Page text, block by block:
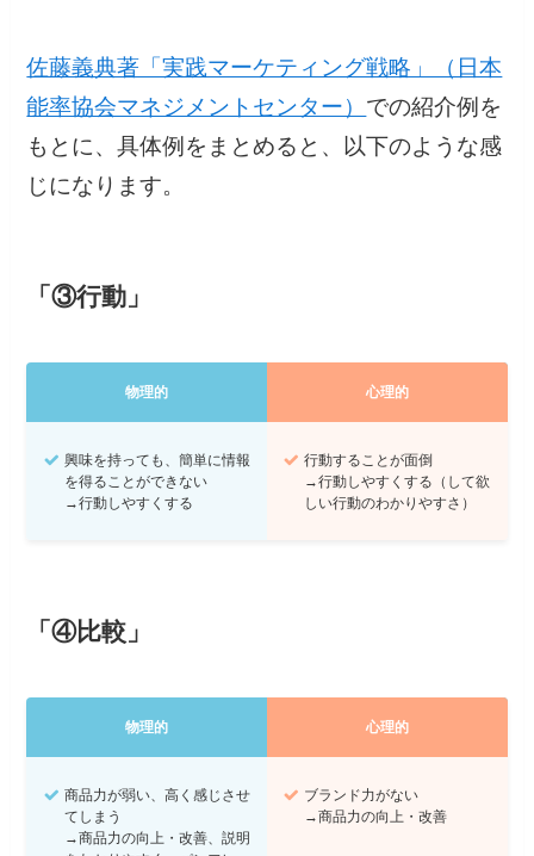
佐藤義典著「実践マーケティング戦略」（日本
能率協会マネジメントセンター） での紹介例を
もとに、具体例をまとめると、以下のような感
じになります。
「③行動」
物理的 心理的
興味を持っても、簡単に情報
を得ることができない
→行動しやすくする
行動することが面倒
→行動しやすくする（して欲
しい行動のわかりやすさ）
「④比較」
物理的 心理的
商品力が弱い、高く感じさせ
てしまう
→商品力の向上・改善、説明
ブランド力がない
→商品力の向上・改善